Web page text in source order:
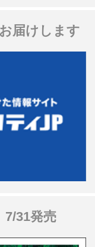
届けします
7/31発売